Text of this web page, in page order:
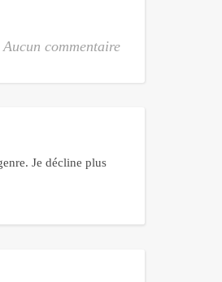
Aucun commentaire
Je décline plus